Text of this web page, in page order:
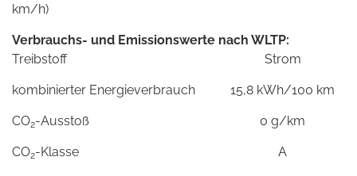
km/h)
Verbrauchs- und Emissionswerte nach WLTP:
Treibstoff
Strom
kombinierter Energieverbrauch 15,8 kWh/100 km
CO2-Ausstoß 0 g/km
CO2-Klasse A